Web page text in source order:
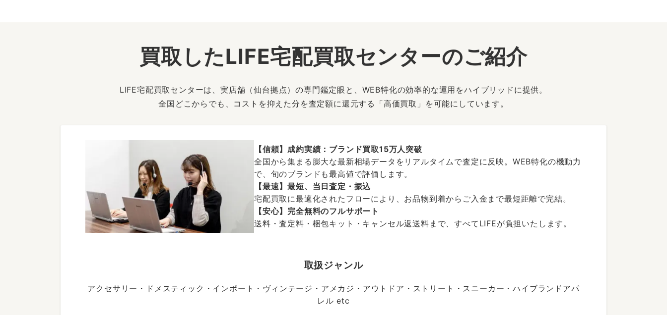
買取したLIFE宅配買取センターのご紹介
LIFE宅配買取センターは、実店舗（仙台拠点）の専門鑑定眼と、WEB特化の効率的な運用をハイブリッドに提供。
全国どこからでも、コストを抑えた分を査定額に還元する「高価買取」を可能にしています。
【信頼】成約実績：ブランド買取15万人突破
全国から集まる膨大な最新相場データをリアルタイムで査定に反映。WEB特化の機動力
で、旬のブランドも最高値で評価します。
【最速】最短、当日査定・振込
宅配買取に最適化されたフローにより、お品物到着からご入金まで最短距離で完結。
【安心】完全無料のフルサポート
送料・査定料・梱包キット・キャンセル返送料まで、すべてLIFEが負担いたします。
取扱ジャンル
アクセサリー・ドメスティック・インポート・ヴィンテージ・アメカジ・アウトドア・ストリート・スニーカー・ハイブランドアパ
レル etc